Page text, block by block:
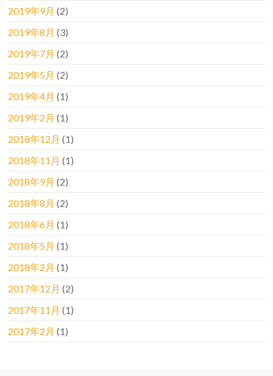
2019年9月 (2)
2019年8月 (3)
2019年7月 (2)
2019年5月 (2)
2019年4月 (1)
2019年2月 (1)
2018年12月 (1)
2018年11月 (1)
2018年9月 (2)
2018年8月 (2)
2018年6月 (1)
2018年5月 (1)
2018年2月 (1)
2017年12月 (2)
2017年11月 (1)
2017年2月 (1)